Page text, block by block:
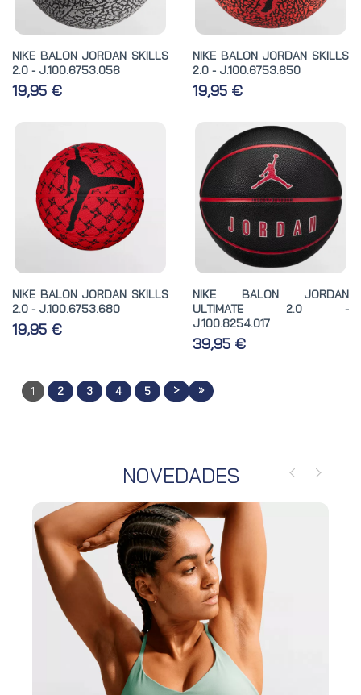
NIKE BALON JORDAN SKILLS
2.0 - J.100.6753.056
19,95 €
NIKE BALON JORDAN SKILLS
2.0 - J.100.6753.650
19,95 €
NIKE BALON JORDAN SKILLS
2.0 - J.100.6753.680
19,95 €
NIKE BALON JORDAN
ULTIMATE 2.0 -
J.100.8254.017
39,95 €
1 2 3 4 5 > »
NOVEDADES